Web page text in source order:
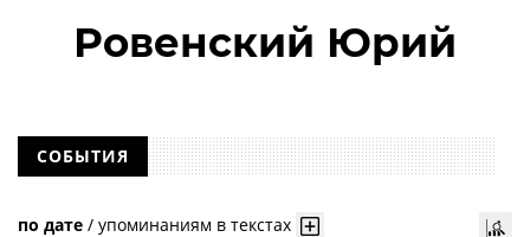
Ровенский Юрий
СОБЫТИЯ
по дате / упоминаниям в текстах